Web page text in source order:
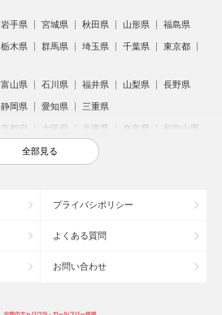
岩手県 宮城県 秋田県 山形県 福島県
栃木県 群馬県 埼玉県 千葉県
東京都
富山県 石川県 福井県 山梨県 長野県
静岡県 愛知県 三重県
京都府 大阪府 兵庫県 奈良県 和歌山県
島根県 岡山県 広島県
沖縄県
全部見る
プライバシポリシー
よくある質問
お問い合わせ